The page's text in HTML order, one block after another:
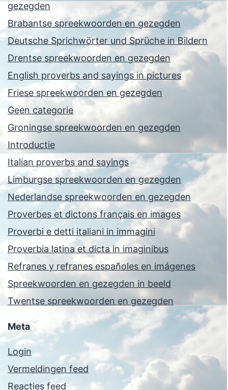
gezegden
Brabantse spreekwoorden en gezegden
Deutsche Sprichwörter und Sprüche in Bildern
Drentse spreekwoorden en gezegden
English proverbs and sayings in pictures
Friese spreekwoorden en gezegden
Geen categorie
Groningse spreekwoorden en gezegden
Introductie
Italian proverbs and sayings
Limburgse spreekwoorden en gezegden
Nederlandse spreekwoorden en gezegden
Proverbes et dictons français en images
Proverbi e detti italiani in immagini
Proverbia latina et dicta in imaginibus
Refranes y refranes españoles en imágenes
Spreekwoorden en gezegden in beeld
Twentse spreekwoorden en gezegden
Meta
Login
Vermeldingen feed
Reacties feed